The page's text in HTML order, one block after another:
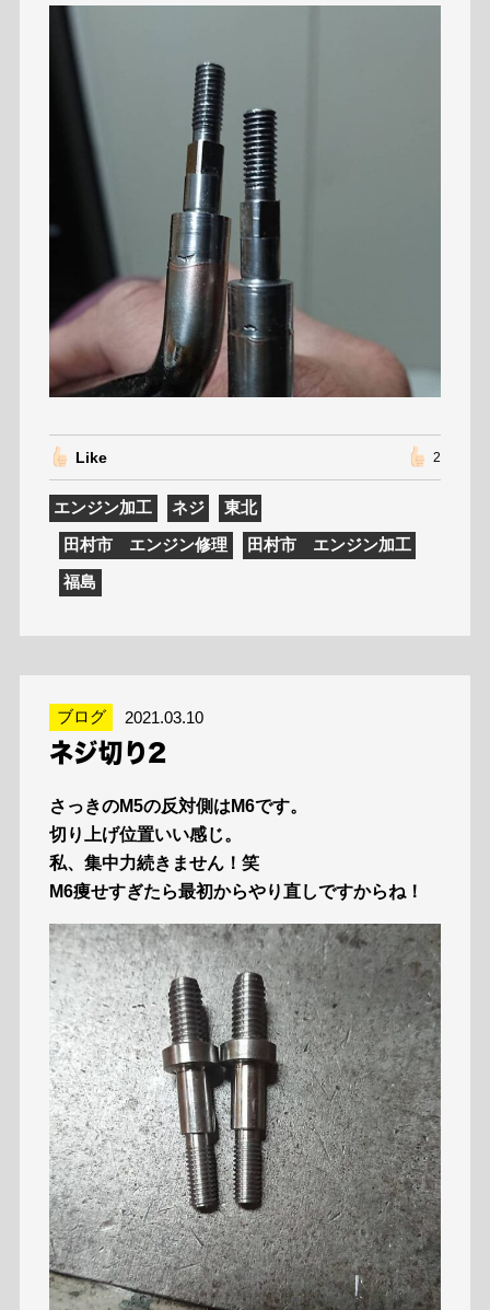
Like 2
エンジン加工 ネジ 東北
田村市 エンジン修理 田村市 エンジン加工
福島
ブログ 2021.03.10
ネジ切り2
さっきのM5の反対側はM6です。
切り上げ位置いい感じ。
私、集中力続きません！笑
M6痩せすぎたら最初からやり直しですからね！